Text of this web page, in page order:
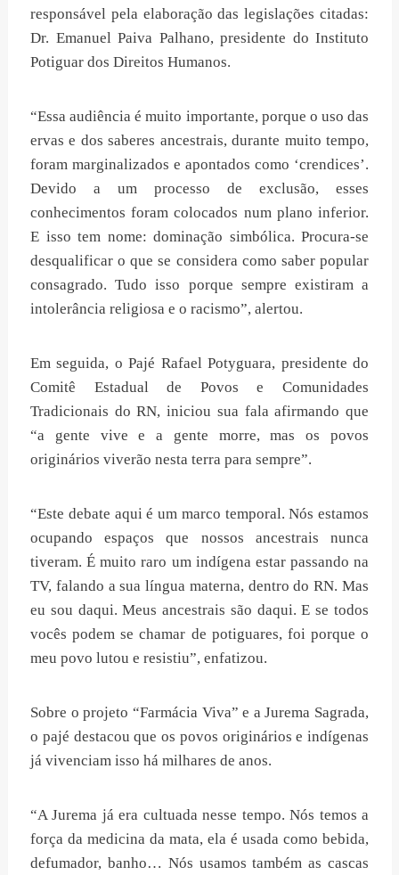
responsável pela elaboração das legislações citadas:
Dr. Emanuel Paiva Palhano, presidente do Instituto
Potiguar dos Direitos Humanos.
“Essa audiência é muito importante, porque o uso das
ervas e dos saberes ancestrais, durante muito tempo,
foram marginalizados e apontados como ‘crendices’.
Devido a um processo de exclusão, esses
conhecimentos foram colocados num plano inferior.
E isso tem nome: dominação simbólica. Procura-se
desqualificar o que se considera como saber popular
consagrado. Tudo isso porque sempre existiram a
intolerância religiosa e o racismo”, alertou.
Em seguida, o Pajé Rafael Potyguara, presidente do
Comitê Estadual de Povos e Comunidades
Tradicionais do RN, iniciou sua fala afirmando que
“a gente vive e a gente morre, mas os povos
originários viverão nesta terra para sempre”.
“Este debate aqui é um marco temporal. Nós estamos
ocupando espaços que nossos ancestrais nunca
tiveram. É muito raro um indígena estar passando na
TV, falando a sua língua materna, dentro do RN. Mas
eu sou daqui. Meus ancestrais são daqui. E se todos
vocês podem se chamar de potiguares, foi porque o
meu povo lutou e resistiu”, enfatizou.
Sobre o projeto “Farmácia Viva” e a Jurema Sagrada,
o pajé destacou que os povos originários e indígenas
já vivenciam isso há milhares de anos.
“A Jurema já era cultuada nesse tempo. Nós temos a
força da medicina da mata, ela é usada como bebida,
defumador, banho… Nós usamos também as cascas